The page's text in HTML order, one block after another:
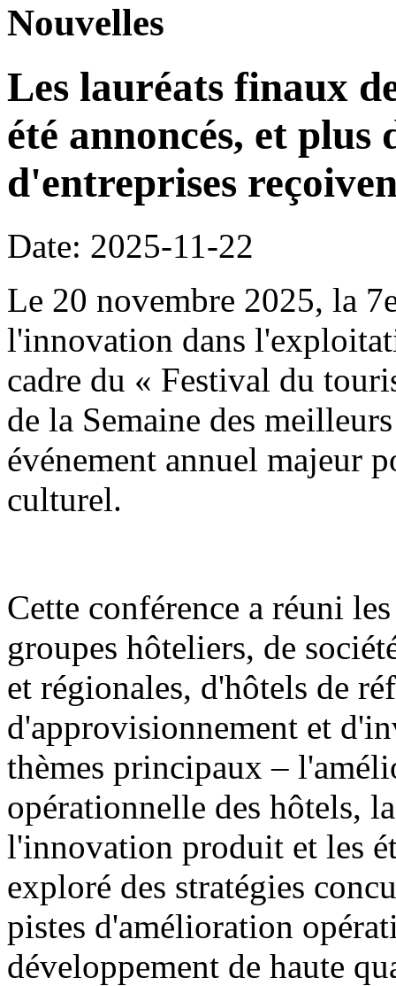
Nouvelles
Les lauréats finaux
été annoncés, et
d'entreprises
Date: 2025-11-22
Le 20 novembre 2025, la
l'innovation dans
cadre du « Festival du
de la Semaine des
événement annuel majeur
culturel.
Cette conférence a réuni
groupes hôteliers, de
et régionales, d'hôtels de
d'approvisionnement et
thèmes principaux –
opérationnelle des hôtels,
l'innovation produit et les
exploré des stratégies
pistes d'amélioration
développement de haute